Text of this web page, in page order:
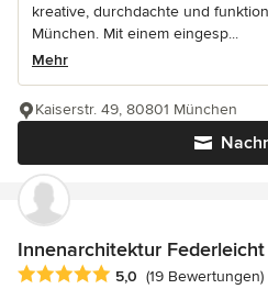
kreative, durchdachte und
München. Mit einem eingesp...
Mehr
Kaiserstr. 49, 80801 München
Innenarchitektur Federleicht
Durchschnittliche Bewertung: 5
5,0 (19 Bewertungen)